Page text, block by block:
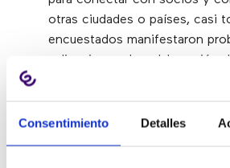
Consentimiento Detalles
otras ciudades o países, casi
encuestados manifestaron
aplicaciones de colaboración
afecta negativamente a la
acentúa en el caso de los
Las inversiones en tecnología